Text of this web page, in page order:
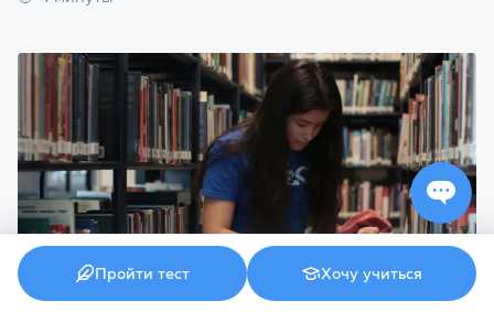
Пройти тест Хочу учиться